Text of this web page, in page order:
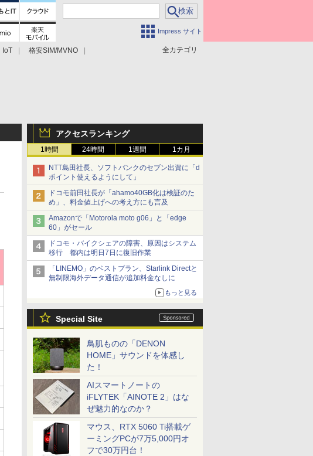
Impress サイト
全カテゴリ
IoT
格安SIM/MVNO
アクセスランキング
1時間 24時間 1週間 1カ月
NTT島田社長、ソフトバンクのセブン出資に「d
ポイント使えるようにして」
ドコモ前田社長が「ahamo40GB化は検証のた
め」、料金値上げへの考え方にも言及
Amazonで「Motorola moto g06」と「edge
60」がセール
ドコモ・バイクシェアの障害、原因はシステム
移行 都内は明日7日に復旧作業
「LINEMO」のベストプラン、Starlink Directと
無制限海外データ通信が追加料金なしに
もっと見る
Special Site
鳥肌ものの「DENON
HOME」サウンドを体感し
た！
AIスマートノートの
iFLYTEK「AINOTE 2」はな
ぜ魅力的なのか？
マウス、RTX 5060 Ti搭載ゲ
ーミングPCが7万5,000円オ
フで30万円台！